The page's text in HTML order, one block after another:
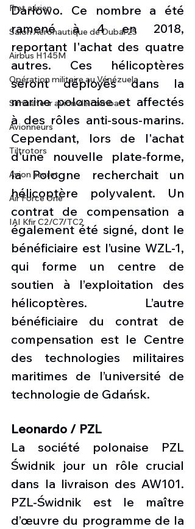
Fret aérien
Salon Aéronautique de Dubaï 25
Airbus H145M
Opération militaire au Vénézuela
Simulateur avion de combat
Avionneurs
Tiltrotors
Avion secret
Air Force One
IAI Kfir C2/C7/TC2
Darłowo. Ce nombre a été
ramené à 4 en 2018,
reportant l'achat des quatre
autres. Ces hélicoptères
seront déployés dans la
marine polonaise et affectés
à des rôles anti-sous-marins.
Cependant, lors de l'achat
d'une nouvelle plate-forme,
la Pologne recherchait un
hélicoptère polyvalent. Un
contrat de compensation a
également été signé, dont le
bénéficiaire est l’usine WZL-1,
qui forme un centre de
soutien à l’exploitation des
hélicoptères. L’autre
bénéficiaire du contrat de
compensation est le Centre
des technologies militaires
maritimes de l’université de
technologie de Gdańsk.
Leonardo / PZL
La société polonaise PZL
Świdnik jour un rôle crucial
dans la livraison des AW101.
PZL-Świdnik est le maître
d’œuvre du programme de la